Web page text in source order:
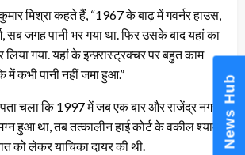
मिश्रा कहते हैं, “1967 के बाढ़ में गवर्नर हाउस,
सब जगह पानी भर गया था. फिर उसके बाद यहां का
गया. यहां के इन्फ़्रास्ट्रक्चर पर बहुत काम
कभी पानी नहीं जमा हुआ.”
चला कि 1997 में जब एक बार और राजेंद्र नगर
हुआ था, तब तत्कालीन हाई कोर्ट के वकील श्याम
को लेकर याचिका दायर की थी.
News Hub